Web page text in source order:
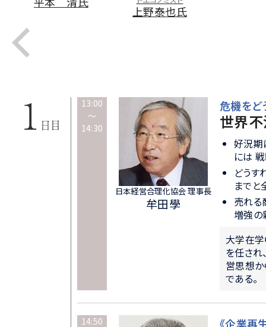
上野泰也氏
13:00
～
14:30
日本経営合理化協会 理事長
牟田學
危機をど
世界
好況期
には
どうす
までと
売れる
増強の
大学在
を任され
営思想か
である。
14:50
《企業再